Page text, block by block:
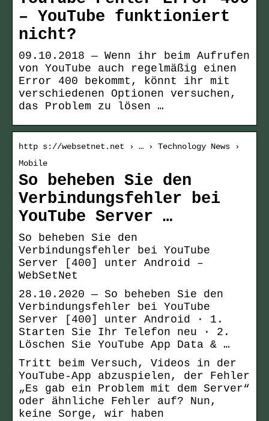
– YouTube funktioniert
nicht?
09.10.2018 — Wenn ihr beim Aufrufen
von YouTube auch regelmäßig einen
Error 400 bekommt, könnt ihr mit
verschiedenen Optionen versuchen,
das Problem zu lösen …
http s://websetnet.net › … › Technology News ›
Mobile
So beheben Sie den
Verbindungsfehler bei
YouTube Server …
So beheben Sie den
Verbindungsfehler bei YouTube
Server [400] unter Android –
WebSetNet
28.10.2020 — So beheben Sie den
Verbindungsfehler bei YouTube
Server [400] unter Android · 1.
Starten Sie Ihr Telefon neu · 2.
Löschen Sie YouTube App Data & …
Tritt beim Versuch, Videos in der
YouTube-App abzuspielen, der Fehler
„Es gab ein Problem mit dem Server“
oder ähnliche Fehler auf? Nun,
keine Sorge, wir haben